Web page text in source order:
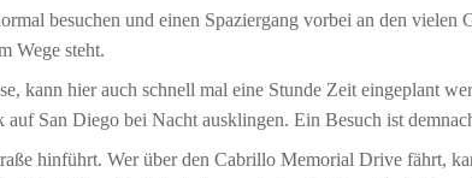
besuchen und einen Spaziergang vorbei an den
Wege steht.
kann hier auch schnell mal eine Stunde Zeit eingeplant
San Diego bei Nacht ausklingen. Ein Besuch ist
hinführt. Wer über den Cabrillo Memorial Drive fährt,